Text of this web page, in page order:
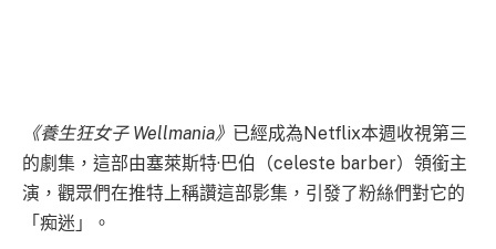
《養生狂女子 Wellmania》 已經成為Netflix本週收視第三
的劇集，這部由塞萊斯特·巴伯（celeste barber）領銜主
演，觀眾們在推特上稱讚這部影集，引發了粉絲們對它的
「痴迷」。